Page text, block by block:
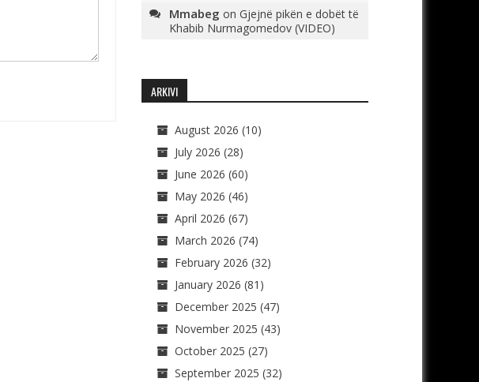
Mmabeg on Gjejnë pikën e dobët të
Khabib Nurmagomedov (VIDEO)
ARKIVI
August 2026 (10)
July 2026 (28)
June 2026 (60)
May 2026 (46)
April 2026 (67)
March 2026 (74)
February 2026 (32)
January 2026 (81)
December 2025 (47)
November 2025 (43)
October 2025 (27)
September 2025 (32)